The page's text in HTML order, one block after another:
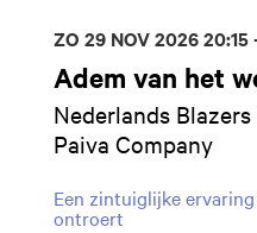
Adem van het
Nederlands
Paiva Company
Een zintuiglijke
ontroert
ZO 29 NOV 202620:15